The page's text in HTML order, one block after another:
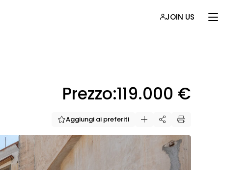
JOIN US
Prezzo:119.000 €
Aggiungi ai preferiti